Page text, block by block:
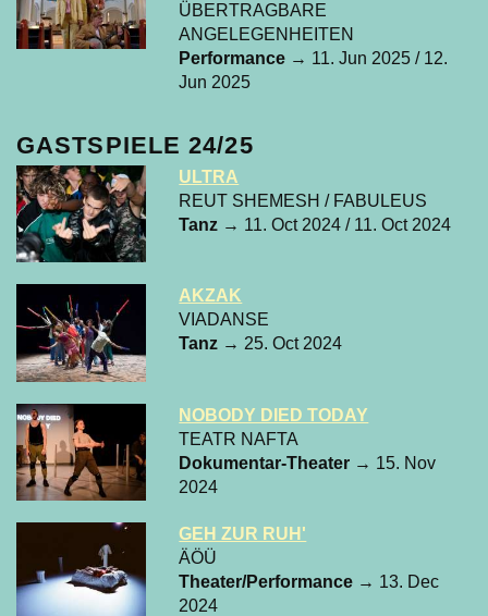
ÜBERTRAGBARE
ANGELEGENHEITEN
Performance → 11. Jun 2025 / 12.
Jun 2025
GASTSPIELE 24/25
ULTRA
REUT SHEMESH / FABULEUS
Tanz → 11. Oct 2024 / 11. Oct 2024
AKZAK
VIADANSE
Tanz → 25. Oct 2024
NOBODY DIED TODAY
TEATR NAFTA
Dokumentar-Theater → 15. Nov
2024
GEH ZUR RUH'
ÄÖÜ
Theater/Performance → 13. Dec
2024